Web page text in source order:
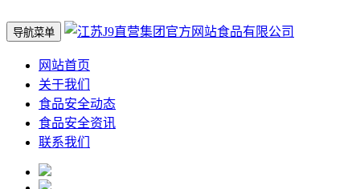
导航菜单
网站首页
关于我们
食品安全动态
食品安全资讯
联系我们